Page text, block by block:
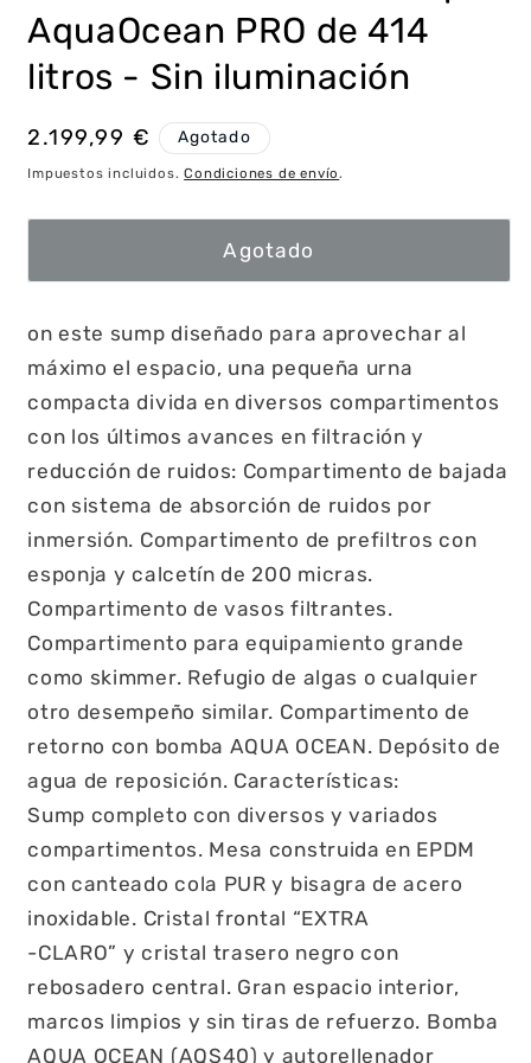
AquaOcean PRO de 414
litros - Sin iluminación
Precio
habitual
2.199,99 € Agotado
Impuestos incluidos.Condiciones de envío.
Agotado
on este sump diseñado para aprovechar al
máximo el espacio, una pequeña urna
compacta divida en diversos compartimentos
con los últimos avances en filtración y
reducción de ruidos: Compartimento de bajada
con sistema de absorción de ruidos por
inmersión. Compartimento de prefiltros con
esponja y calcetín de 200 micras.
Compartimento de vasos filtrantes.
Compartimento para equipamiento grande
como skimmer. Refugio de algas o cualquier
otro desempeño similar. Compartimento de
retorno con bomba AQUA OCEAN. Depósito de
agua de reposición. Características:
Sump completo con diversos y variados
compartimentos. Mesa construida en EPDM
con canteado cola PUR y bisagra de acero
inoxidable. Cristal frontal “EXTRA
-CLARO” y cristal trasero negro con
rebosadero central. Gran espacio interior,
marcos limpios y sin tiras de refuerzo. Bomba
AQUA OCEAN (AQS40) y autorellenador